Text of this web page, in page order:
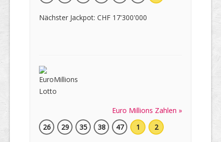
Nächster Jackpot: CHF 17'300'000
Euro Millions Zahlen »
26
29 35 38 47 1 2